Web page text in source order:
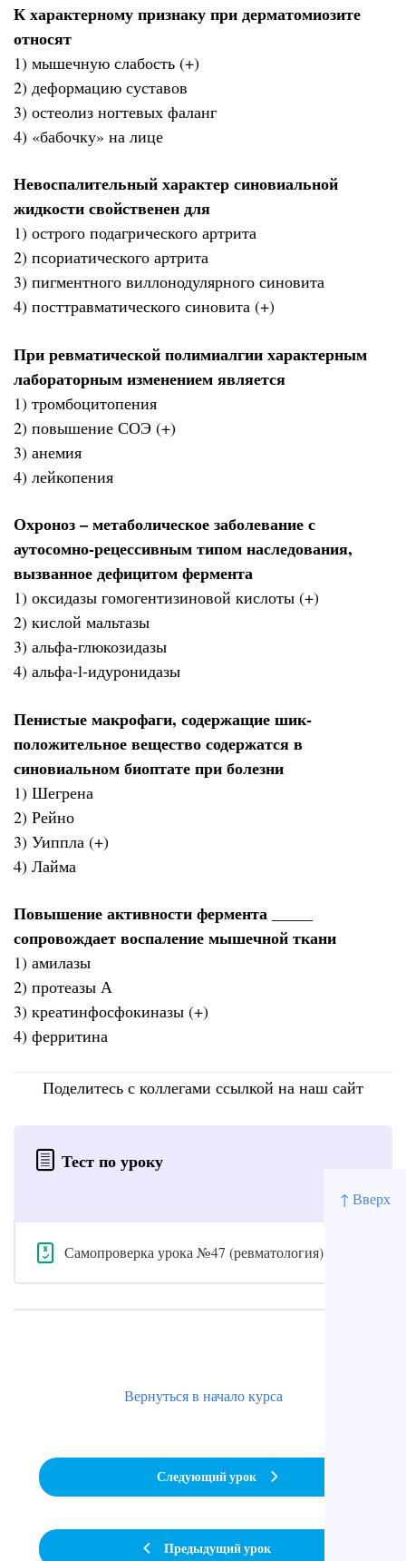
↑ Вверх
К характерному признаку при дерматомиозите
относят
1) мышечную слабость (+)
2) деформацию суставов
3) остеолиз ногтевых фаланг
4) «бабочку» на лице
Невоспалительный характер синовиальной
жидкости свойственен для
1) острого подагрического артрита
2) псориатического артрита
3) пигментного виллонодулярного синовита
4) посттравматического синовита (+)
При ревматической полимиалгии характерным
лабораторным изменением является
1) тромбоцитопения
2) повышение СОЭ (+)
3) анемия
4) лейкопения
Охроноз – метаболическое заболевание с
аутосомно-рецессивным типом наследования,
вызванное дефицитом фермента
1) оксидазы гомогентизиновой кислоты (+)
2) кислой мальтазы
3) альфа-глюкозидазы
4) альфа-l-идуронидазы
Пенистые макрофаги, содержащие шик-
положительное вещество содержатся в
синовиальном биоптате при болезни
1) Шегрена
2) Рейно
3) Уиппла (+)
4) Лайма
Повышение активности фермента _____
сопровождает воспаление мышечной ткани
1) амилазы
2) протеазы А
3) креатинфосфокиназы (+)
4) ферритина
Поделитесь с коллегами ссылкой на наш сайт
Тест по уроку
Самопроверка урока №47 (ревматология)
Предыдущий урок
Вернуться в начало курса
Следующий урок